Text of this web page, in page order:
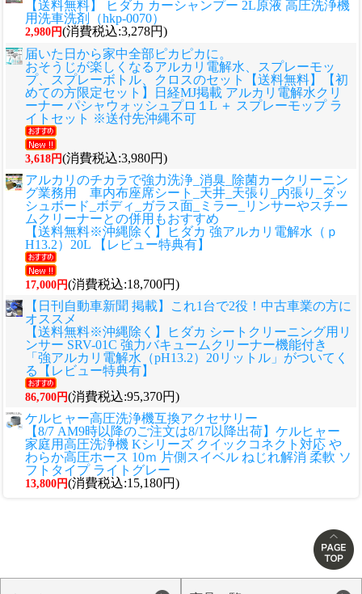
【送料無料】 ヒダカ カーシャンプー 2L原液 高圧洗浄機
用洗車洗剤（hkp-0070）
2,980円(消費税込:3,278円)
届いた日から家中全部ピカピカに。
おそうじが楽しくなるアルカリ電解水、スプレーモッ
プ、スプレーボトル、クロスのセット
【送料無料】【初
めての方限定セット】日経MJ掲載 アルカリ電解水クリ
ーナー パシャウォッシュプロ１L ＋ スプレーモップ ラ
イトセット ※送付先沖縄不可
3,618円(消費税込:3,980円)
アルカリのチカラで強力洗浄_消臭_除菌カークリーニン
グ業務用 車内布座席シート_天井_天張り_内張り_ダッ
シュボード_ボディ_ガラス面_ミラー_リンサーやスチー
ムクリーナーとの併用もおすすめ
【送料無料※沖縄除く】ヒダカ 強アルカリ電解水（ｐ
H13.2）20L 【レビュー特典有】
17,000円(消費税込:18,700円)
【日刊自動車新聞 掲載】これ1台で2役！中古車業の方に
オススメ
【送料無料※沖縄除く】ヒダカ シートクリーニング用リ
ンサー SRV-01C 強力バキュームクリーナー機能付き
「強アルカリ電解水（pH13.2）20リットル」がついてく
る【レビュー特典有】
86,700円(消費税込:95,370円)
ケルヒャー高圧洗浄機互換アクセサリー
【8/7 AM9時以降のご注文は8/17以降出荷】ケルヒャー
家庭用高圧洗浄機 Kシリーズ クイックコネクト対応 や
わらか高圧ホース 10ｍ 片側スイベル ねじれ解消 柔軟 ソ
フトタイプ ライトグレー
13,800円(消費税込:15,180円)